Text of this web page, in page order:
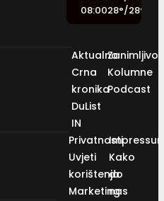
08:0028°/28°
Aktualno
Crna
kronika
DuList
IN
Kolumne
Podcast
Privatnosti
Uvjeti
korištenja
Marketing
Kako
do
nas